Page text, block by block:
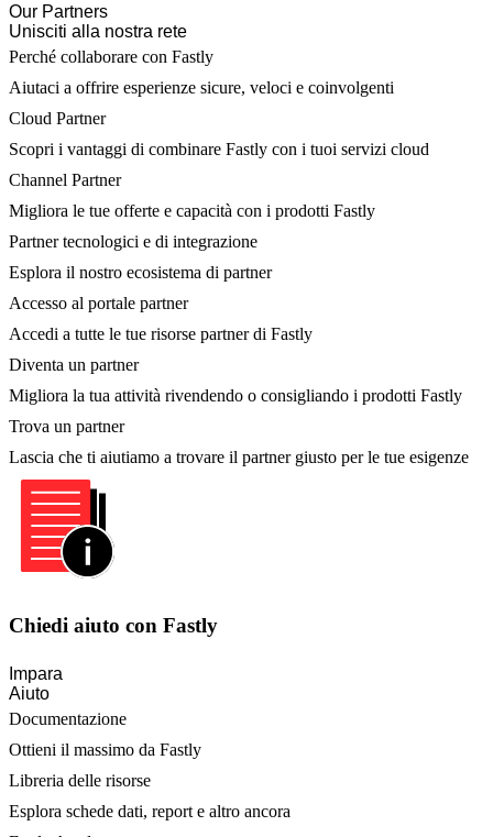
Our Partners
Unisciti alla nostra rete
Perché collaborare con Fastly
Aiutaci a offrire esperienze sicure, veloci e coinvolgenti
Cloud Partner
Scopri i vantaggi di combinare Fastly con i tuoi servizi cloud
Channel Partner
Migliora le tue offerte e capacità con i prodotti Fastly
Partner tecnologici e di integrazione
Esplora il nostro ecosistema di partner
Accesso al portale partner
Accedi a tutte le tue risorse partner di Fastly
Diventa un partner
Migliora la tua attività rivendendo o consigliando i prodotti Fastly
Trova un partner
Lascia che ti aiutiamo a trovare il partner giusto per le tue esigenze
Chiedi aiuto con Fastly
Impara
Aiuto
Documentazione
Ottieni il massimo da Fastly
Libreria delle risorse
Esplora schede dati, report e altro ancora